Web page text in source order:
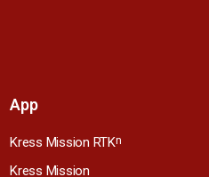
App
Kress Mission RTKn
Kress Mission